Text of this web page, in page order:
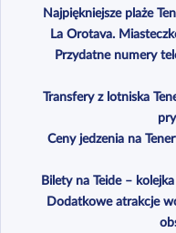
Najpiękniejsze plaże
La Orotava.
Przydatne numery
Transfery z lotniska
Ceny jedzenia na
Bilety na Teide –
Dodatkowe atrakcje